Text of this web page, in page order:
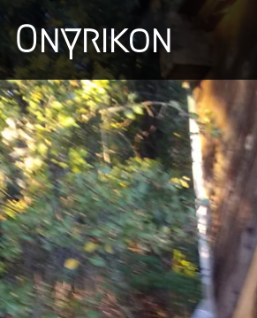
Onyrikon